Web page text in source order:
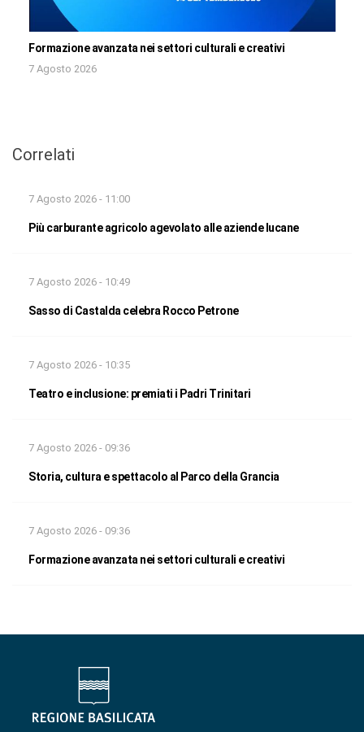
Formazione avanzata nei settori culturali e creativi
7 Agosto 2026
Correlati
7 Agosto 2026 - 11:00
Più carburante agricolo agevolato alle aziende lucane
7 Agosto 2026 - 10:49
Sasso di Castalda celebra Rocco Petrone
7 Agosto 2026 - 10:35
Teatro e inclusione: premiati i Padri Trinitari
7 Agosto 2026 - 09:36
Storia, cultura e spettacolo al Parco della Grancia
7 Agosto 2026 - 09:36
Formazione avanzata nei settori culturali e creativi